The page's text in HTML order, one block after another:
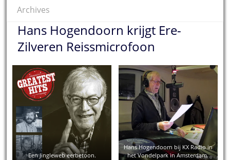
Archives
Hans Hogendoorn krijgt Ere-
Zilveren Reissmicrofoon
Een Jingleweb eerbetoon.
Hans Hogendoorn bij KX Radio in
het Vondelpark in Amsterdam.